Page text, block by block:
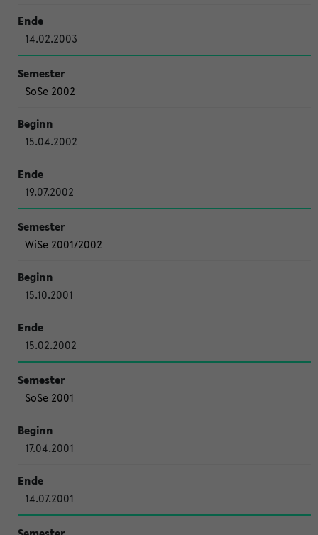
14.02.2003
SoSe 2002
15.04.2002
19.07.2002
WiSe 2001/2002
15.10.2001
15.02.2002
SoSe 2001
17.04.2001
14.07.2001